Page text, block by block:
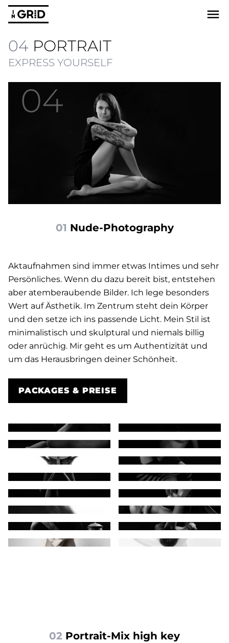
04 PORTRAIT
EXPRESS YOURSELF
04
01 Nude-Photography
Aktaufnahmen sind immer etwas Intimes und sehr
Persönliches. Wenn du dazu bereit bist, entstehen
aber atemberaubende Bilder. Ich lege besonders
Wert auf Ästhetik. Im Zentrum steht dein Körper
und den setze ich ins passende Licht. Mein Stil ist
minimalistisch und skulptural und niemals billig
oder anrüchig. Mir geht es um Authentizität und
um das Herausbringen deiner Schönheit.
PACKAGES & PREISE
02 Portrait-Mix high key